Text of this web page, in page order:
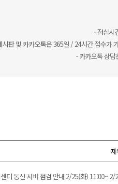
- 점심시
시판 및 카카오톡은 365일 / 24시간 접수가
- 카카오톡 상
터 통신 서버 점검 안내 2/25(화) 11:00~ 2/